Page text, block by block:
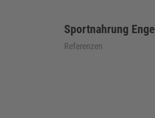
Sportnahrung Engel
Referenzen